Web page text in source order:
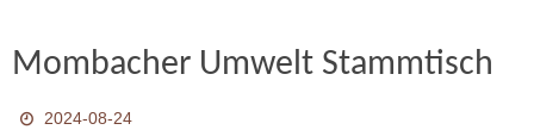
Mombacher Umwelt Stammtisch
2024-08-24